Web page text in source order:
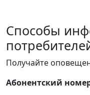
Способы
Получайте
Абонентский